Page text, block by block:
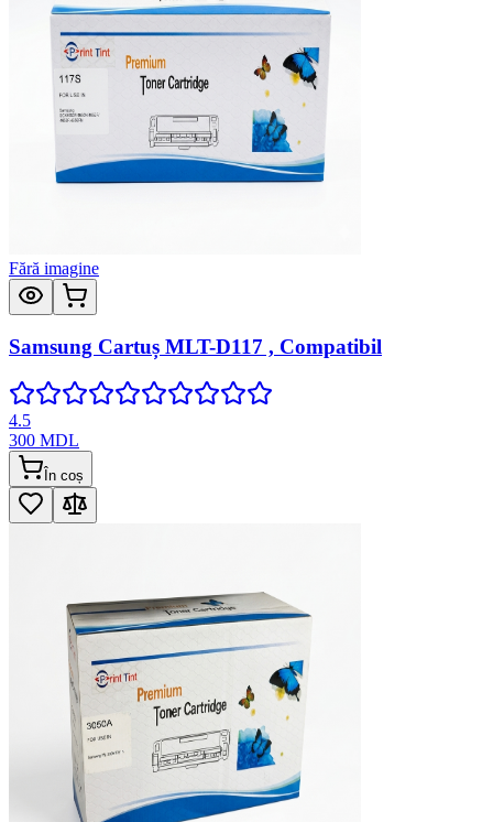
Fără imagine
Samsung Cartuș MLT-D117 , Compatibil
4.5
300 MDL
În coș